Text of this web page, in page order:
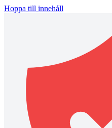
Hoppa till innehåll